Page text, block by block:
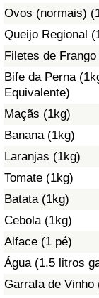
Ovos (normais)
Queijo Regional
Filetes de
Bife da Perna
Equivalente)
Maçãs (1kg)
Banana (1kg)
Laranjas (1kg)
Tomate (1kg)
Batata (1kg)
Cebola (1kg)
Alface (1 pé)
Água (1.5 litros
Garrafa de Vinho
Indicador de
Indicador de
Poluição
Índice de
Indicador de
Trânsito
Indicador de